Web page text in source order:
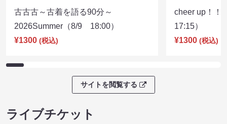
古古古～古着を語る90分～
2026Summer（8/9 18:00）
¥1300 (税込)
cheer up！
17:15）
¥1300 (税込)
サイトを閲覧する
ライブチケット